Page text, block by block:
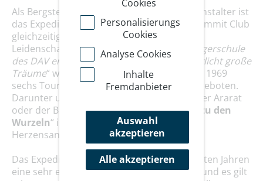
Als Bergsteigerschule und Spezialreiseveranstalter ist
das Expeditionsbergsteigen für den DAV Summit Club
gleichzeitig Ursprung, Kernkompetenz und
Leidenschaft. Mit dem Slogan „
Die Bergsteigerschule
des DAV erfüllt kleine Wünsche und verwirklicht große
Träume“ wurden bereits im Gründungsjahr 1969
sechs Touren mit Expeditionscharakter angeboten.
Darunter unter anderem der Aconcagua, der Ararat
oder der Buldar Peak in Pakistan. „Zurück zu den
Wurzeln“ ist für uns daher eine
Herzensangelegenheit.
Das Expeditions-Bergsteigen hat in den letzten Jahren
eine sehr extreme Veränderung durchlebt und es gilt
Cookies
Personalisierungs
Cookies
Analyse Cookies
Inhalte
Fremdanbieter
Auswahl
akzeptieren
Alle akzeptieren